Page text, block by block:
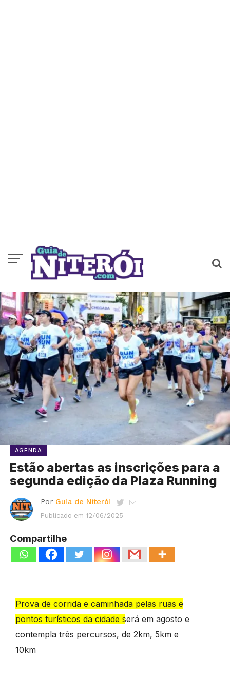
AGENDA
Estão abertas as inscrições para a
segunda edição da Plaza Running
Por Guia de Niterói
Publicado em 12/06/2025
Compartilhe
Prova de corrida e caminhada pelas ruas e
pontos turísticos da cidade será em agosto e
contempla três percursos, de 2km, 5km e
10km